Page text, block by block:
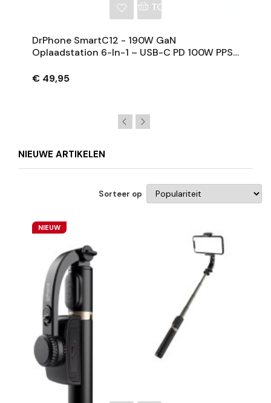
TOEVOEGEN AAN
DrPhone SmartC12 - 190W GaN
Oplaadstation 6-In-1 – USB-C PD 100W PPS
Tablet/Laptop/Smartphone
€ 49,95
NIEUWE ARTIKELEN
Sorteer op
NIEUW